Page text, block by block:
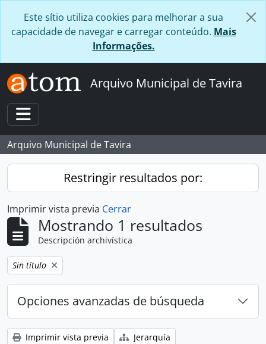
Este sítio utiliza cookies para melhorar a sua
capacidade de navegar e carregar conteúdo. Mais
Informações.
Arquivo Municipal de Tavira
Toggle navigation
Arquivo Municipal de Tavira
Restringir resultados por:
Imprimir vista previa Cerrar
Mostrando 1 resultados
Descripción archivística
Remove filter:
Sin título
Opciones avanzadas de búsqueda
Imprimir vista previa
Jerarquía